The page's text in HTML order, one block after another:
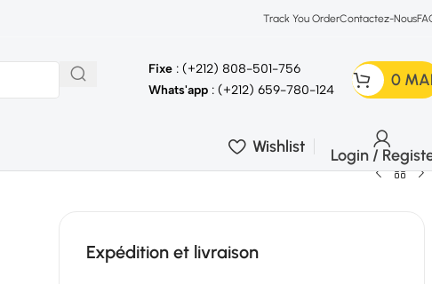
Track You OrderContactez-Nous
Fixe : (+212) 808-501-756
Whats'app : (+212) 659-780-124
0
Wishlist Login /
Expédition et livraison